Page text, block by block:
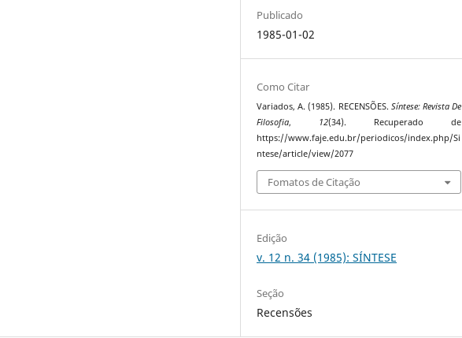
Publicado
1985-01-02
Como Citar
Variados, A. (1985). RECENSÕES. Síntese: Revista De
Filosofia, 12(34). Recuperado de
https://www.faje.edu.br/periodicos/index.php/Si
ntese/article/view/2077
Fomatos de Citação
Edição
v. 12 n. 34 (1985): SÍNTESE
Seção
Recensões